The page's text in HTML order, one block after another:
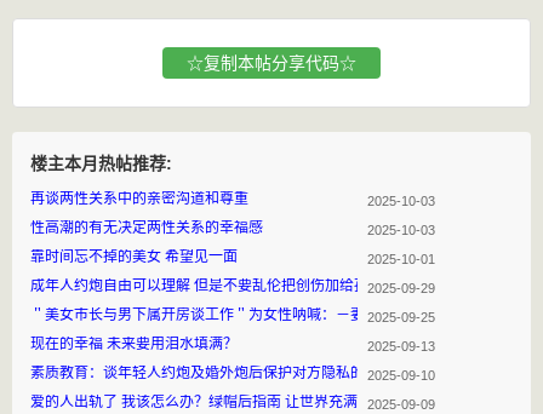
☆复制本帖分享代码☆
楼主本月热帖推荐:
再谈两性关系中的亲密沟道和尊重 2025-10-03
性高潮的有无决定两性关系的幸福感 2025-10-03
靠时间忘不掉的美女 希望见一面 2025-10-01
成年人约炮自由可以理解 但是不要乱伦把创伤加给孩子2025-09-29
＂美女市长与男下属开房谈工作＂为女性呐喊：－妻多夫2025-09-25
现在的幸福 未来要用泪水填满？ 2025-09-13
素质教育：谈年轻人约炮及婚外炮后保护对方隐私的职业休养
2025-09-10
爱的人出轨了 我该怎么办？绿帽后指南 让世界充满爱2025-09-09